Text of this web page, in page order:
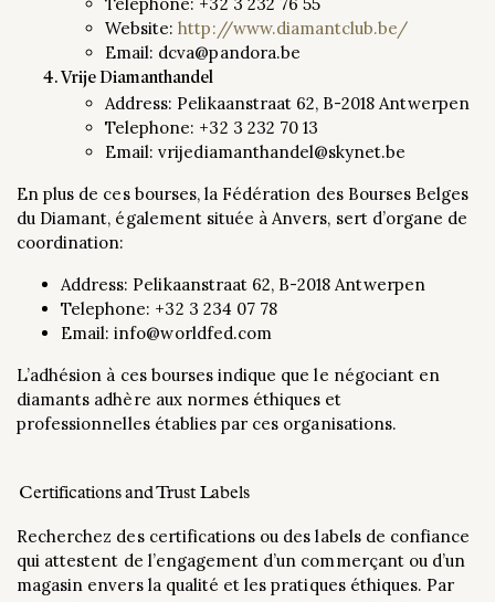
Website: http://www.diamantclub.be/
Email: dcva@pandora.be
Vrije Diamanthandel
Address: Pelikaanstraat 62, B-2018 Antwerpen
Telephone: +32 3 232 70 13
Email: vrijediamanthandel@skynet.be​
En plus de ces bourses, la Fédération des Bourses Belges
du Diamant, également située à Anvers, sert d’organe de
coordination:
Address: Pelikaanstraat 62, B-2018 Antwerpen
Telephone: +32 3 234 07 78
Email: info@worldfed.com​
L’adhésion à ces bourses indique que le négociant en
diamants adhère aux normes éthiques et
professionnelles établies par ces organisations.
Certifications and Trust Labels
Recherchez des certifications ou des labels de confiance
qui attestent de l’engagement d’un commerçant ou d’un
magasin envers la qualité et les pratiques éthiques. Par